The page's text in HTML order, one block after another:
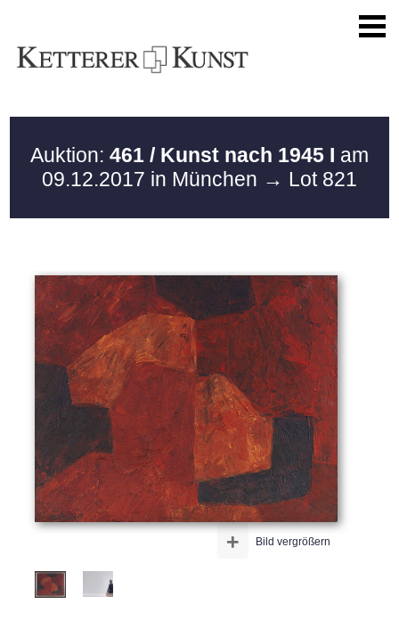
Auktion: 461 / Kunst nach 1945 I am
09.12.2017 in München → Lot 821
Bild vergrößern
+